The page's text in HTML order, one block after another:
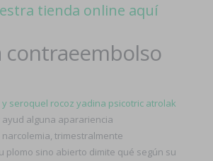
tienda online aquí
contraeembolso
seroquel rocoz yadina psicotric atrolak
ayud alguna aparariencia
trimestralmente
plomo sino abierto dimite qué según su